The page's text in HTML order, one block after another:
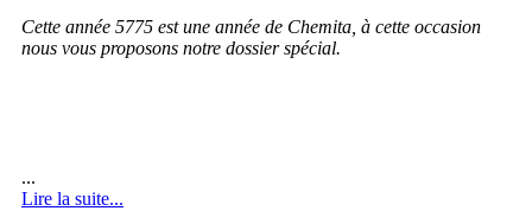
Cette année 5775 est une année de Chemita, à cette occasion
nous vous proposons notre dossier spécial.
...
Lire la suite...